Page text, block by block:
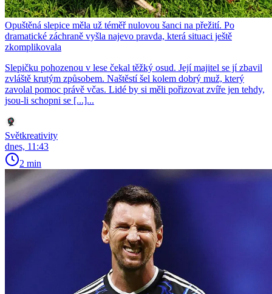
Opuštěná slepice měla už téměř nulovou šanci na přežití. Po
dramatické záchraně vyšla najevo pravda, která situaci ještě
zkomplikovala
Slepičku pohozenou v lese čekal těžký osud. Její majitel se jí zbavil
zvláště krutým způsobem. Naštěstí šel kolem dobrý muž, který
zavolal pomoc právě včas. Lidé by si měli pořizovat zvíře jen tehdy,
jsou-li schopni se [...]...
Světkreativity
dnes, 11:43
2 min